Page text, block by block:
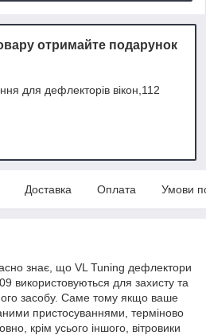
отримайте подарунок
для дефлекторів вікон,112
Доставка Оплата Умови
знає, що VL Tuning дефлектори
використовуються для захисту та
засобу. Саме тому якщо ваше
пристосуваннями, терміново
крім усього іншого, вітровики